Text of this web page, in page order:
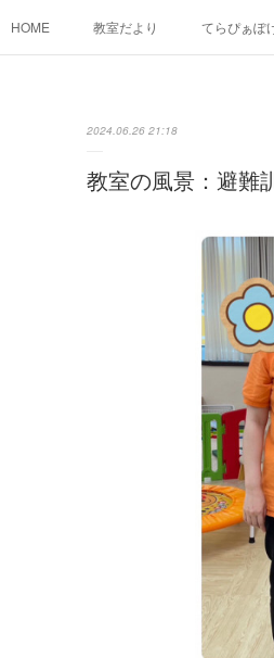
HOME 教室だより てらぴぁぽ
2024.06.26 21:18
教室の風景：避難